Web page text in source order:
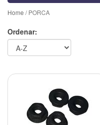
Home / PORCA
Ordenar: